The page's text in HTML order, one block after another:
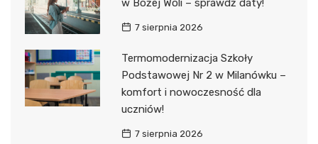
w Bożej Woli – sprawdź daty!
7 sierpnia 2026
Termomodernizacja Szkoły
Podstawowej Nr 2 w Milanówku –
komfort i nowoczesność dla
uczniów!
7 sierpnia 2026